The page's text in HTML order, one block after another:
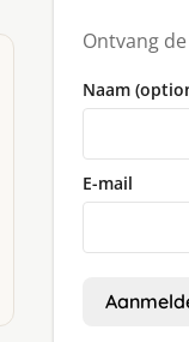
Ontvang
Naam
E-mail